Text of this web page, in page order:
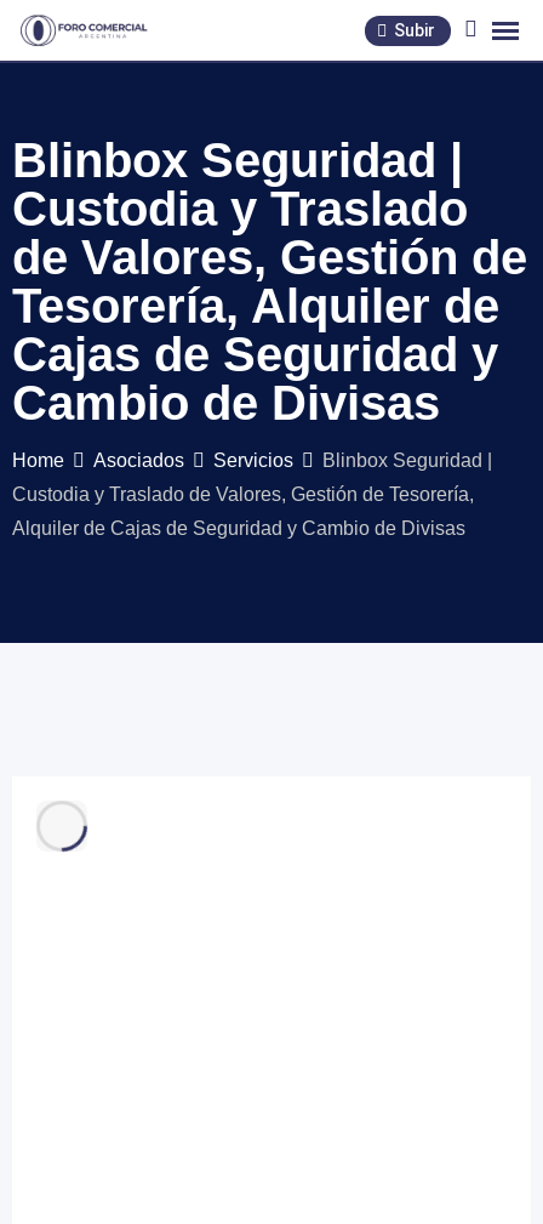
Skip
Subir
Blinbox Seguridad |
Custodia y Traslado
de Valores, Gestión de
Tesorería, Alquiler de
Cajas de Seguridad y
Cambio de Divisas
Home Asociados Servicios
Blinbox Seguridad |
Custodia y Traslado de Valores, Gestión de Tesorería,
Alquiler de Cajas de Seguridad y Cambio de Divisas